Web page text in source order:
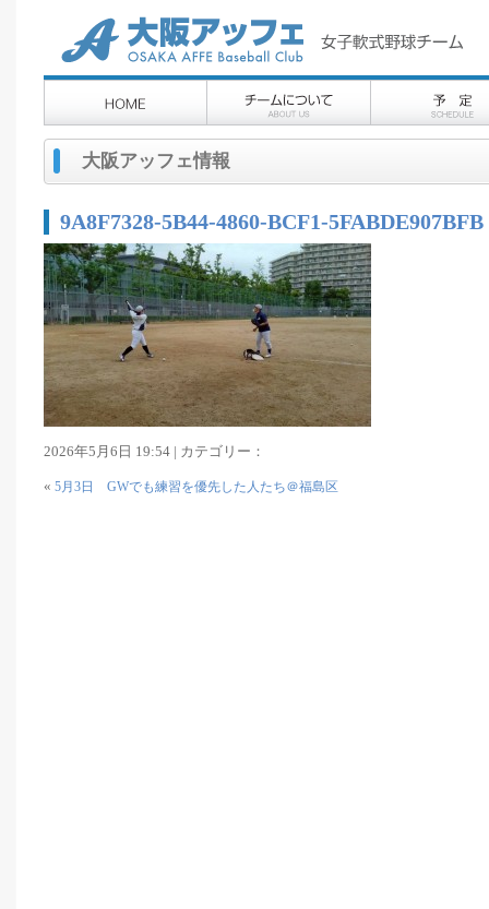
大阪アッフェ情報
9A8F7328-5B44-4860-BCF1-5FABDE907BFB
2026年5月6日 19:54 | カテゴリー：
« 5月3日 GWでも練習を優先した人たち＠福島区